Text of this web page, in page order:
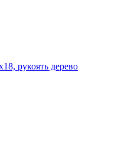
рукоять дерево